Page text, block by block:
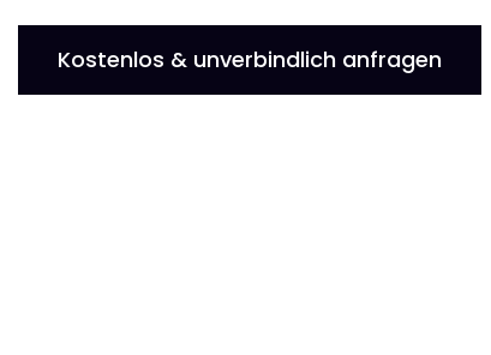
Kostenlos & unverbindlich anfragen